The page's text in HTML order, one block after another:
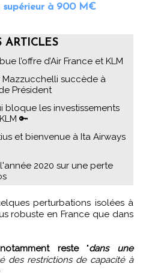
supérieur à 900 M€
ARTICLES
l’offre d’Air France et KLM
Mazzucchelli succède à
Président
bloque les investissements
🔑
et bienvenue à Ita Airways
2020 sur une perte
robuste en France que dans
reste"dans une
des restrictions de capacité à